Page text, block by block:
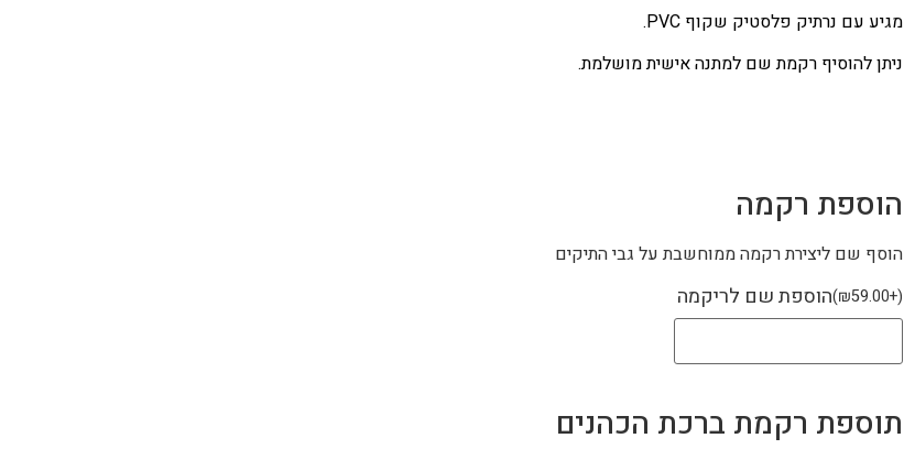
מגיע עם נרתיק פלסטיק שקוף PVC.
ניתן להוסיף רקמת שם למתנה אישית מושלמת.
הוספת רקמה
הוסף שם ליצירת רקמה ממוחשבת על גבי התיקים
הוספת שם לריקמה (
+
₪59.00
)
תוספת רקמת ברכת הכהנים